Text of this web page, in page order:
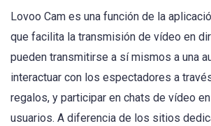
Lovoo Cam es una función de la
que facilita la transmisión de vídeo en
pueden transmitirse a sí mismos a una
interactuar con los espectadores a
regalos, y participar en chats de vídeo
usuarios. A diferencia de los sitios